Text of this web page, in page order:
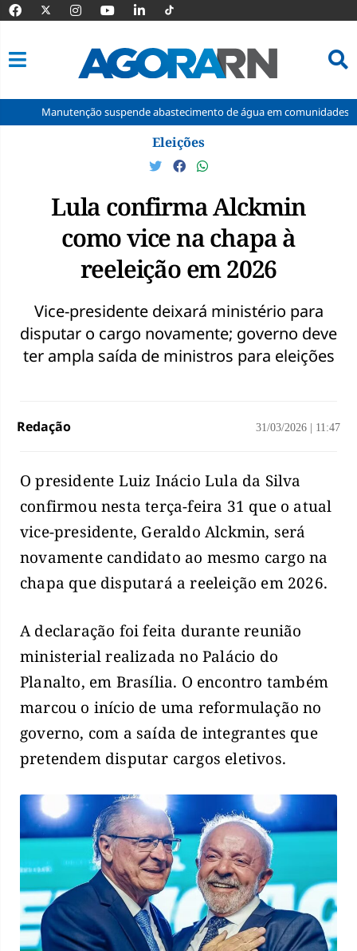
suspende abastecimento de água em comunidades rurais de
Eleições
Lula confirma Alckmin
como vice na chapa à
reeleição em 2026
Vice-presidente deixará ministério para
disputar o cargo novamente; governo deve
ter ampla saída de ministros para eleições
Redação 31/03/2026 11:47
O presidente Luiz Inácio Lula da Silva
confirmou nesta terça-feira 31 que o atual
vice-presidente, Geraldo Alckmin, será
novamente candidato ao mesmo cargo na
chapa que disputará a reeleição em 2026.
A declaração foi feita durante reunião
ministerial realizada no Palácio do
Planalto, em Brasília. O encontro também
marcou o início de uma reformulação no
governo, com a saída de integrantes que
pretendem disputar cargos eletivos.